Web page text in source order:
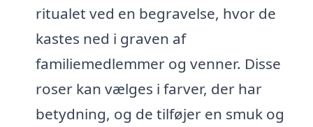
ritualet ved en begravelse, hvor de
kastes ned i graven af
familiemedlemmer og venner. Disse
roser kan vælges i farver, der har
betydning, og de tilføjer en smuk og